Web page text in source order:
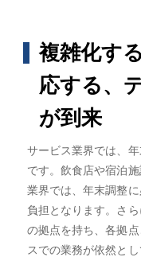
複雑化す
応する、
が到来
サービス業界では、
です。飲食店や宿泊
業界では、年末調整
負担となります。さ
の拠点を持ち、各拠
スでの業務が依然と